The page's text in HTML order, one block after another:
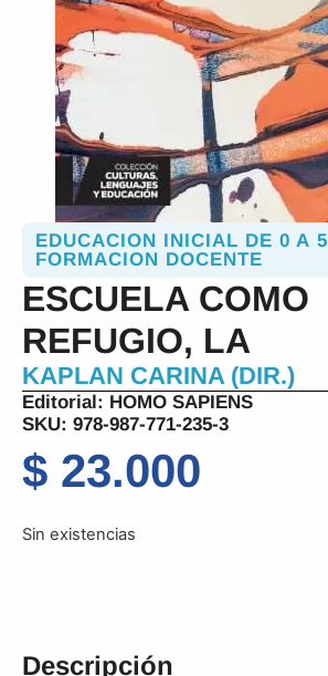
EDUCACION INICIAL DE 0 A 5
FORMACION DOCENTE
ESCUELA COMO
REFUGIO, LA
KAPLAN CARINA (DIR.)
Editorial: HOMO SAPIENS
SKU: 978-987-771-235-3
$ 23.000
Sin existencias
Descripción